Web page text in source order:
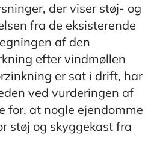
der viser støj- og
fra de eksisterende
af den
efter vindmøllen
er sat i drift, har
ved vurderingen af
at nogle ejendomme
støj og skyggekast fra